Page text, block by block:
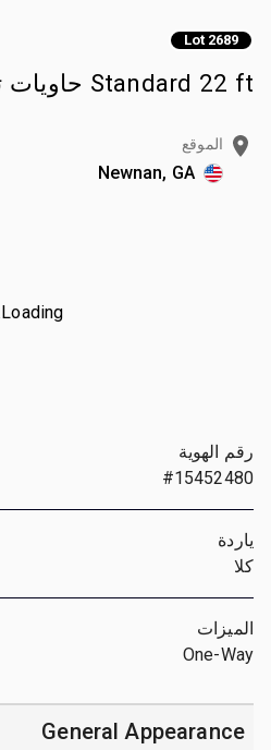
Lot 2689
Standard 22 ft حاويات تخزين
الموقع
Newnan, GA
Loading...
رقم الهوية
#15452480
ياردة
كلا
الميزات
One-Way
General Appearance